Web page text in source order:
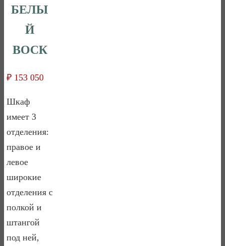
БЕЛЫ
Й
ВОСК
₽ 153 050
Шкаф
имеет 3
отделения:
правое и
левое
широкие
отделения с
полкой и
штангой
под ней,